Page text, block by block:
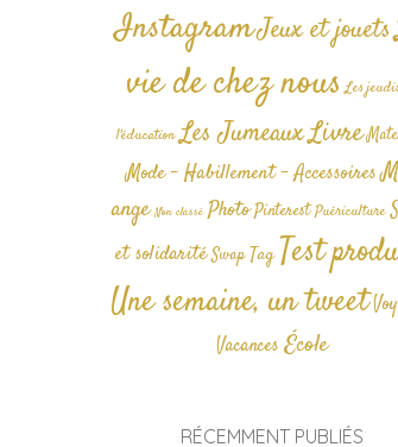
InstagramJeux et jouets
vie de chez nous Les
l'éducation Les JumeauxLivre
Mode - Habillement - Accessoires
ange Non classé Photo Pinterest Puériculture
et solidarité Swap TagTest
Une semaine, un tweet
Vacances École
RÉCEMMENT PUBLIÉS